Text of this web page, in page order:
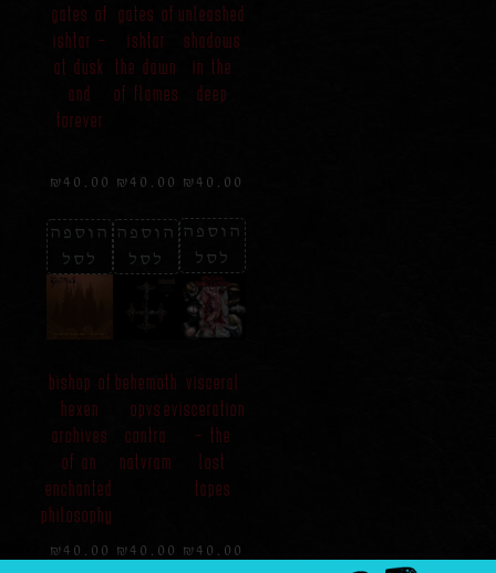
unleashed
shadows
in the
deep
₪ 40.00
הוספה
לסל
gates of
ishtar
the dawn
of flames
₪ 40.00
הוספה
לסל
gates of
ishtar –
at dusk
and
forever
₪ 40.00
הוספה
לסל
visceral
evisceration
– the
lost
tapes
₪ 40.00
behemoth
opvs
contra
natvram
₪ 40.00
bishop of
hexen
archives
of an
enchanted
philosophy
₪ 40.00